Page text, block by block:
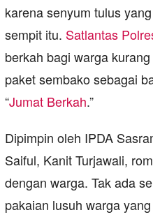
karena senyum tulus
sempit itu. Satlantas
berkah bagi warga
paket sembako sebagai
“Jumat Berkah.”
Dipimpin oleh IPDA
Saiful, Kanit Turjawali,
dengan warga. Tak ada
pakaian lusuh warga